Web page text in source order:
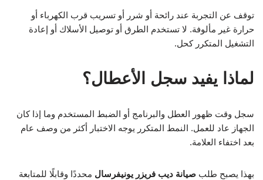
توقف عن التجربة عند رائحة أو شرر أو تسريب قرب الكهرباء أو
حرارة غير مألوفة. لا تستخدم الطرق أو توصيل الأسلاك أو إعادة
التشغيل المتكرر كحل.
لماذا يفيد سجل الأعطال؟
سجل وقت ظهور العطل والبرنامج أو الضبط المستخدم وما إذا كان
الجهاز عاد للعمل. النمط المتكرر يوجه الاختبار أكثر من وصف عام
بعد اختفاء العلامة.
بهذا يصبح طلب صيانة ديب فريزر يونيفرسال محددًا وقابلًا للمتابعة